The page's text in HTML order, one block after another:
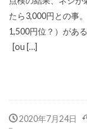
たら3,000円との事
1,500円位？）があ
[ou […]
2020年7月24日